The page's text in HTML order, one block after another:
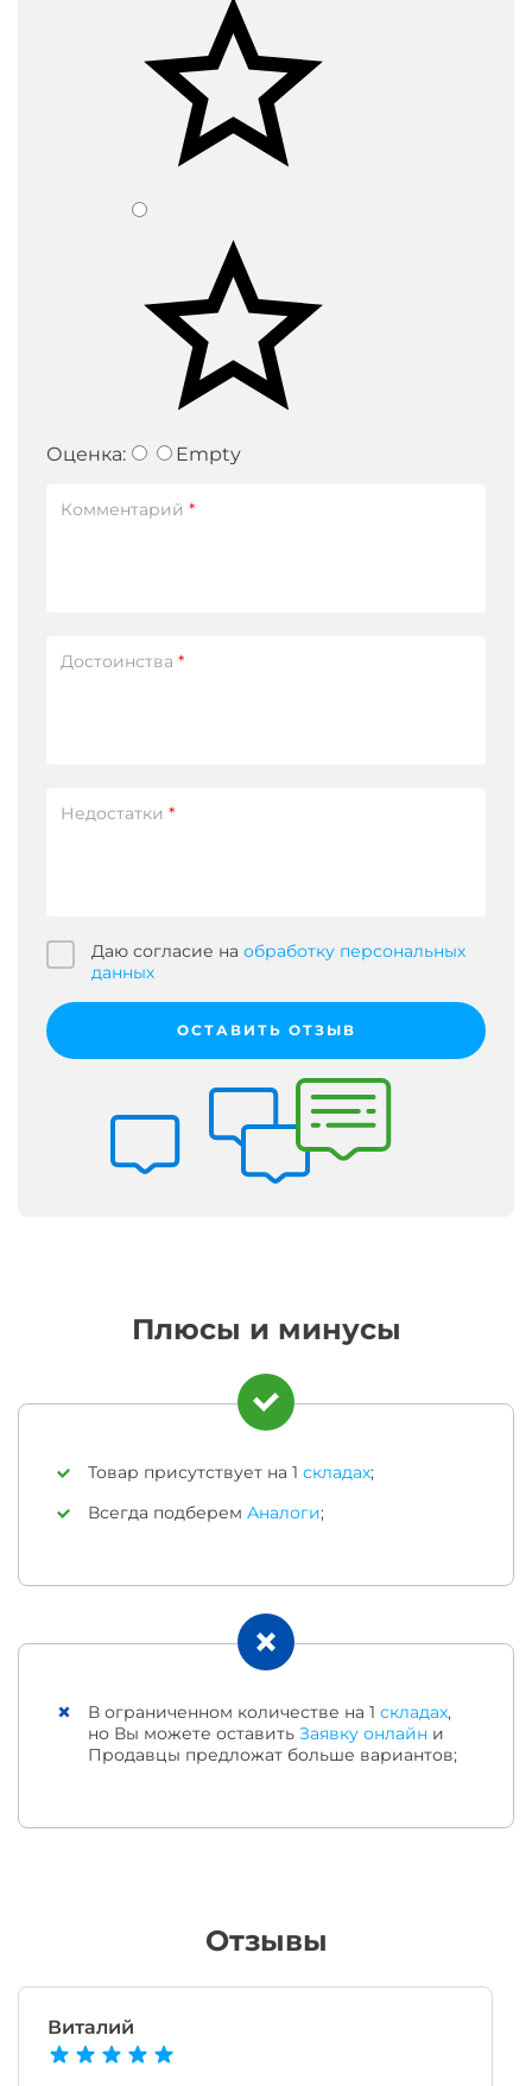
Оценка: Empty
Комментарий *
Достоинства *
Недостатки *
Даю согласие на обработку персональных
данных
ОСТАВИТЬ ОТЗЫВ
Плюсы и минусы
Товар присутствует на 1 складах;
Всегда подберем Аналоги;
В ограниченном количестве на 1 складах,
но Вы можете оставить Заявку онлайн и
Продавцы предложат больше вариантов;
Отзывы
Виталий